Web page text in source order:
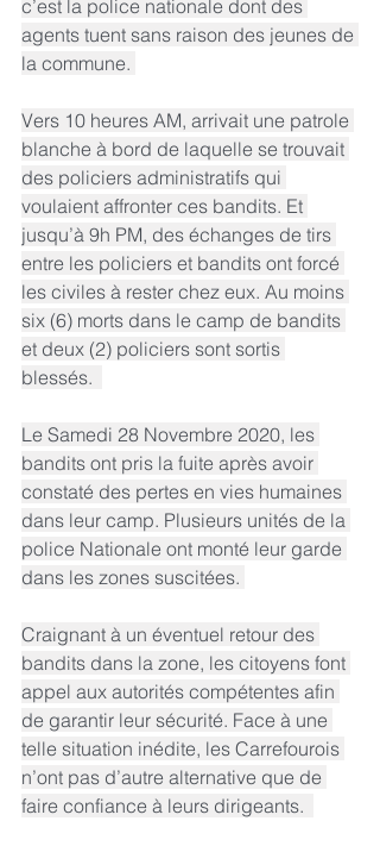
c’est la police nationale dont des
agents tuent sans raison des jeunes de
la commune.
Vers 10 heures AM, arrivait une patrole
blanche à bord de laquelle se trouvait
des policiers administratifs qui
voulaient affronter ces bandits. Et
jusqu’à 9h PM, des échanges de tirs
entre les policiers et bandits ont forcé
les civiles à rester chez eux. Au moins
six (6) morts dans le camp de bandits
et deux (2) policiers sont sortis
blessés.
Le Samedi 28 Novembre 2020, les
bandits ont pris la fuite après avoir
constaté des pertes en vies humaines
dans leur camp. Plusieurs unités de la
police Nationale ont monté leur garde
dans les zones suscitées.
Craignant à un éventuel retour des
bandits dans la zone, les citoyens font
appel aux autorités compétentes afin
de garantir leur sécurité. Face à une
telle situation inédite, les Carrefourois
n’ont pas d’autre alternative que de
faire confiance à leurs dirigeants.